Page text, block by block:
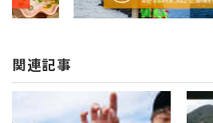
関連記事